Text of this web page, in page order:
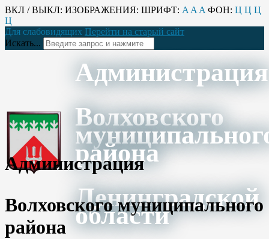
ВКЛ / ВЫКЛ: ИЗОБРАЖЕНИЯ: ШРИФТ: A A A ФОН: Ц Ц Ц
Ц
Для слабовидящих Перейти на старый сайт
Искать...
Администрация
Волховского
района
Ленинградской
области
Администрация
Волховского муниципального
района